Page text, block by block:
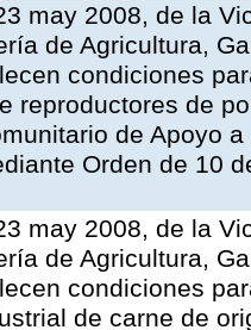
may 2008, de la
de Agricultura,
condiciones
reproductores de
de Apoyo
Orden de 10
may 2008, de la
de Agricultura,
condiciones
de carne de